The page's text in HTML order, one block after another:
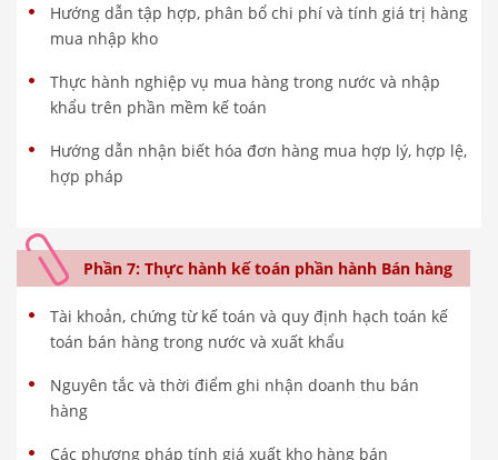
Hướng dẫn tập hợp, phân bổ chi phí và tính giá trị hàng
mua nhập kho
Thực hành nghiệp vụ mua hàng trong nước và nhập
khẩu trên phần mềm kế toán
Hướng dẫn nhận biết hóa đơn hàng mua hợp lý, hợp lệ,
hợp pháp
Phần 7: Thực hành kế toán phần hành Bán hàng
Tài khoản, chứng từ kế toán và quy định hạch toán kế
toán bán hàng trong nước và xuất khẩu
Nguyên tắc và thời điểm ghi nhận doanh thu bán
hàng
Các phương pháp tính giá xuất kho hàng bán